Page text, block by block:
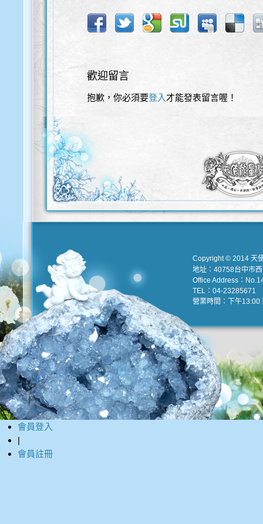
歡迎留言
抱歉，你必須要登入 才能發表留言喔！
Copyright © 2014 天
地址：40758台中市
Office Address：
TEL：04-23285671
營業時間：下午13:00
會員登入
|
會員註冊